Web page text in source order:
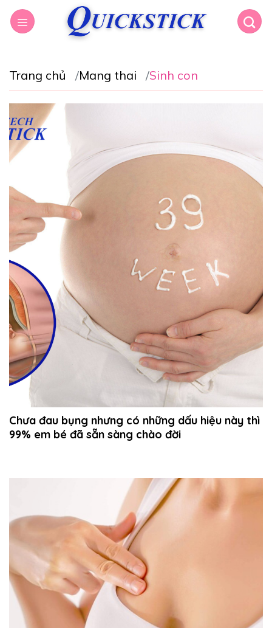
Trang chủ Mang thai Sinh con
Chưa đau bụng nhưng có những dấu hiệu này thì
99% em bé đã sẵn sàng chào đời